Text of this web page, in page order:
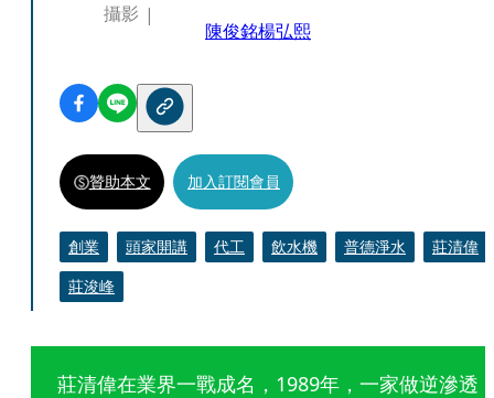
攝影
陳俊銘楊弘熙
贊助本文 加入訂閱會員
創業 頭家開講 代工 飲水機 普德淨水
莊清偉
莊浚峰
莊清偉在業界一戰成名，1989年，一家做逆滲透